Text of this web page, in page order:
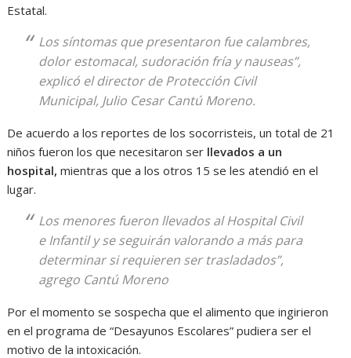
Estatal.
Los síntomas que presentaron fue calambres,
dolor estomacal, sudoración fría y nauseas”,
explicó el director de Protección Civil
Municipal, Julio Cesar Cantú Moreno.
De acuerdo a los reportes de los socorristeis, un total de 21
niños fueron los que necesitaron ser llevados a un
hospital, mientras que a los otros 15 se les atendió en el
lugar.
Los menores fueron llevados al Hospital Civil
e Infantil y se seguirán valorando a más para
determinar si requieren ser trasladados”,
agrego Cantú Moreno
Por el momento se sospecha que el alimento que ingirieron
en el programa de “Desayunos Escolares” pudiera ser el
motivo de la intoxicación.